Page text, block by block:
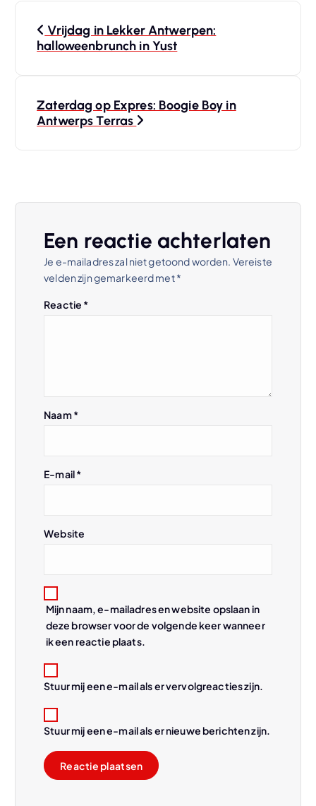
Vrijdag in Lekker Antwerpen:
halloweenbrunch in Yust
Zaterdag op Expres: Boogie Boy in
Antwerps Terras
Een reactie achterlaten
Je e-mailadres zal niet getoond worden. Vereiste
velden zijn gemarkeerd met*
Reactie *
Naam*
E-mail*
Website
Mijn naam, e-mailadres en website opslaan in
deze browser voor de volgende keer wanneer
ik een reactie plaats.
Stuur mij een e-mail als er vervolgreacties zijn.
Stuur mij een e-mail als er nieuwe berichten zijn.